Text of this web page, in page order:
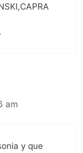
am
y que